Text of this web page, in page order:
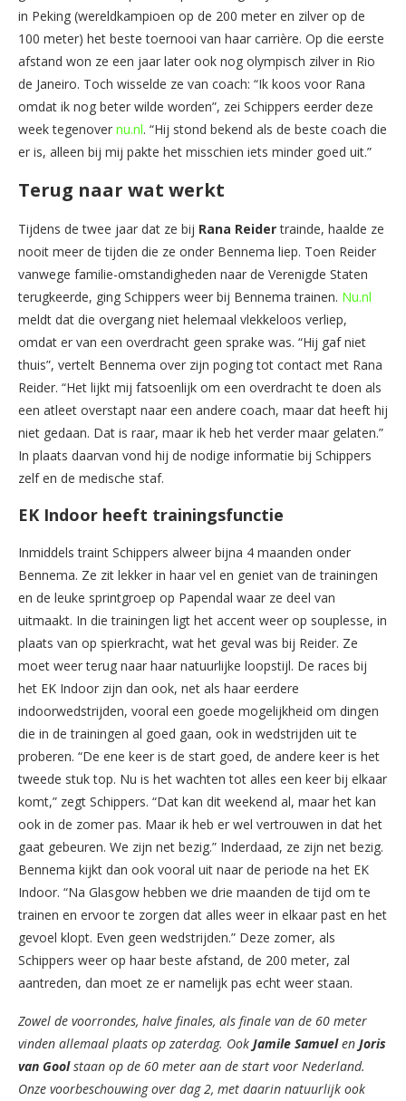
in Peking (wereldkampioen op de 200 meter en zilver op de
100 meter) het beste toernooi van haar carrière. Op die eerste
afstand won ze een jaar later ook nog olympisch zilver in Rio
de Janeiro. Toch wisselde ze van coach: “Ik koos voor Rana
omdat ik nog beter wilde worden”, zei Schippers eerder deze
week tegenover nu.nl. “Hij stond bekend als de beste coach die
er is, alleen bij mij pakte het misschien iets minder goed uit.”
Terug naar wat werkt
Tijdens de twee jaar dat ze bij Rana Reidertrainde, haalde ze
nooit meer de tijden die ze onder Bennema liep. Toen Reider
vanwege familie-omstandigheden naar de Verenigde Staten
terugkeerde, ging Schippers weer bij Bennema trainen. Nu.nl
meldt dat die overgang niet helemaal vlekkeloos verliep,
omdat er van een overdracht geen sprake was. “Hij gaf niet
thuis”, vertelt Bennema over zijn poging tot contact met Rana
Reider. “Het lijkt mij fatsoenlijk om een overdracht te doen als
een atleet overstapt naar een andere coach, maar dat heeft hij
niet gedaan. Dat is raar, maar ik heb het verder maar gelaten.”
In plaats daarvan vond hij de nodige informatie bij Schippers
zelf en de medische staf.
EK Indoor heeft trainingsfunctie
Inmiddels traint Schippers alweer bijna 4 maanden onder
Bennema. Ze zit lekker in haar vel en geniet van de trainingen
en de leuke sprintgroep op Papendal waar ze deel van
uitmaakt. In die trainingen ligt het accent weer op souplesse, in
plaats van op spierkracht, wat het geval was bij Reider. Ze
moet weer terug naar haar natuurlijke loopstijl. De races bij
het EK Indoor zijn dan ook, net als haar eerdere
indoorwedstrijden, vooral een goede mogelijkheid om dingen
die in de trainingen al goed gaan, ook in wedstrijden uit te
proberen. “De ene keer is de start goed, de andere keer is het
tweede stuk top. Nu is het wachten tot alles een keer bij elkaar
komt,” zegt Schippers. “Dat kan dit weekend al, maar het kan
ook in de zomer pas. Maar ik heb er wel vertrouwen in dat het
gaat gebeuren. We zijn net bezig.” Inderdaad, ze zijn net bezig.
Bennema kijkt dan ook vooral uit naar de periode na het EK
Indoor. “Na Glasgow hebben we drie maanden de tijd om te
trainen en ervoor te zorgen dat alles weer in elkaar past en het
gevoel klopt. Even geen wedstrijden.” Deze zomer, als
Schippers weer op haar beste afstand, de 200 meter, zal
aantreden, dan moet ze er namelijk pas echt weer staan.
Zowel de voorrondes, halve finales, als finale van de 60 meter
vinden allemaal plaats op zaterdag. Ook Jamile Samuelen Joris
van Goolstaan op de 60 meter aan de start voor Nederland.
Onze voorbeschouwing over dag 2, met daarin natuurlijk ook